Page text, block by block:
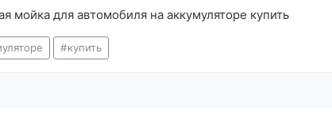
мойка для автомобиля на аккумуляторе купить
купить